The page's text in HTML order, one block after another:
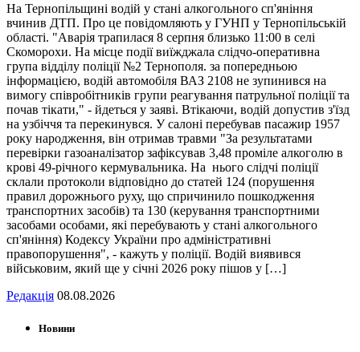
На Тернопільщині водій у стані алкогольного сп'яніння
вчинив ДТП. Про це повідомляють у ГУНП у Тернопільській
області. "Аварія трапилася 8 серпня близько 11:00 в селі
Скоморохи. На місце події виїжджала слідчо-оперативна
група відділу поліції №2 Тернополя. за попередньою
інформацією, водій автомобіля ВАЗ 2108 не зупинився на
вимогу співробітників групи реагування патрульної поліції та
почав тікати," - йдеться у заяві. Втікаючи, водій допустив з'їзд
на узбіччя та перекинувся. У салоні перебував пасажир 1957
року народження, він отримав травми "За результатами
перевірки газоаналізатор зафіксував 3,48 проміле алкоголю в
крові 49-річного кермувальника. На нього слідчі поліції
склали протоколи відповідно до статей 124 (порушення
правил дорожнього руху, що спричинило пошкодження
транспортних засобів) та 130 (керування транспортними
засобами особами, які перебувають у стані алкогольного
сп'яніння) Кодексу України про адміністративні
правопорушення", - кажуть у поліції. Водій виявився
військовим, який ще у січні 2026 року пішов у […]
Редакція 08.08.2026
Новини